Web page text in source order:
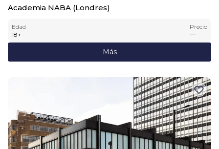
Academia NABA (Londres)
Edad
18+
Precio
—
Más